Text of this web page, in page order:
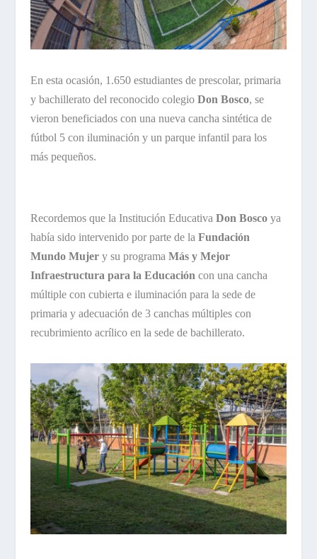
En esta ocasión, 1.650 estudiantes de prescolar, primaria
y bachillerato del reconocido colegio Don Bosco, se
vieron beneficiados con una nueva cancha sintética de
fútbol 5 con iluminación y un parque infantil para los
más pequeños.
Recordemos que la Institución Educativa Don Boscoya
había sido intervenido por parte de la Fundación
Mundo Mujery su programa Más y Mejor
Infraestructura para la Educación con una cancha
múltiple con cubierta e iluminación para la sede de
primaria y adecuación de 3 canchas múltiples con
recubrimiento acrílico en la sede de bachillerato.